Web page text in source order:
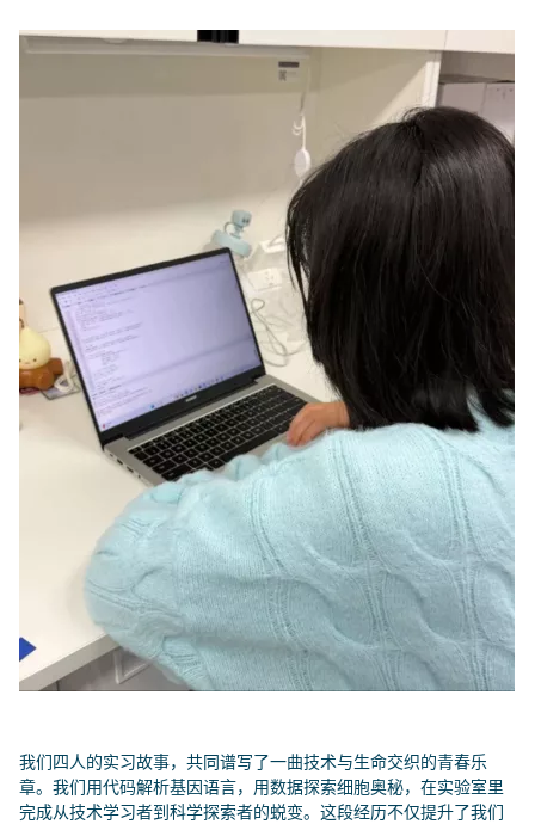
我们四人的实习故事，共同谱写了一曲技术与生命交织的青春乐
章。我们用代码解析基因语言，用数据探索细胞奥秘，在实验室里
完成从技术学习者到科学探索者的蜕变。这段经历不仅提升了我们